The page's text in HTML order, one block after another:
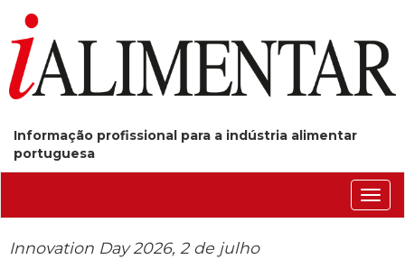
Informação profissional para a indústria alimentar
portuguesa
Innovation Day 2026, 2 de julho